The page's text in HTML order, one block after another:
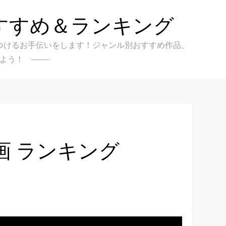
すめ＆ランキング
るお手伝いをします！ジャンル別おすすめ作品、
う！
ランキング